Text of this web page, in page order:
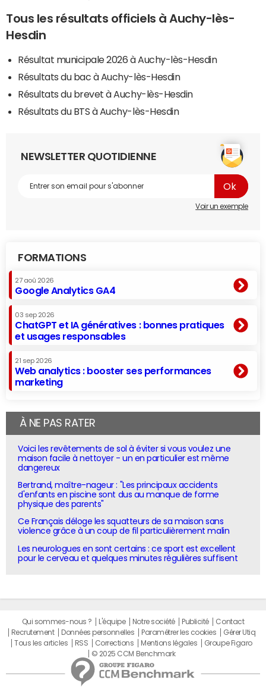
Tous les résultats officiels à Auchy-lès-
Hesdin
Résultat municipale 2026 à Auchy-lès-Hesdin
Résultats du bac à Auchy-lès-Hesdin
Résultats du brevet à Auchy-lès-Hesdin
Résultats du BTS à Auchy-lès-Hesdin
NEWSLETTER QUOTIDIENNE
Voir un exemple
FORMATIONS
27 aoû 2026
Google Analytics GA4
03 sep 2026
ChatGPT et IA génératives : bonnes pratiques
et usages responsables
21 sep 2026
Web analytics : booster ses performances
marketing
À NE PAS RATER
Voici les revêtements de sol à éviter si vous voulez une
maison facile à nettoyer - un en particulier est même
dangereux
Bertrand, maître-nageur : "Les principaux accidents
d'enfants en piscine sont dus au manque de forme
physique des parents"
Ce Français déloge les squatteurs de sa maison sans
violence grâce à un coup de fil particulièrement malin
Les neurologues en sont certains : ce sport est excellent
pour le cerveau et quelques minutes régulières suffisent
Qui sommes-nous ? L'équipe Notre société Publicité
Contact
Recrutement
Données personnelles Paramétrer les cookies
Gérer Utiq
Tous les articles
RSS Corrections Mentions légales
Groupe Figaro
© 2025 CCM Benchmark